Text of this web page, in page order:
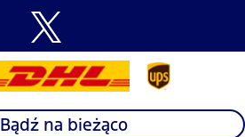
Bądź na bieżąco